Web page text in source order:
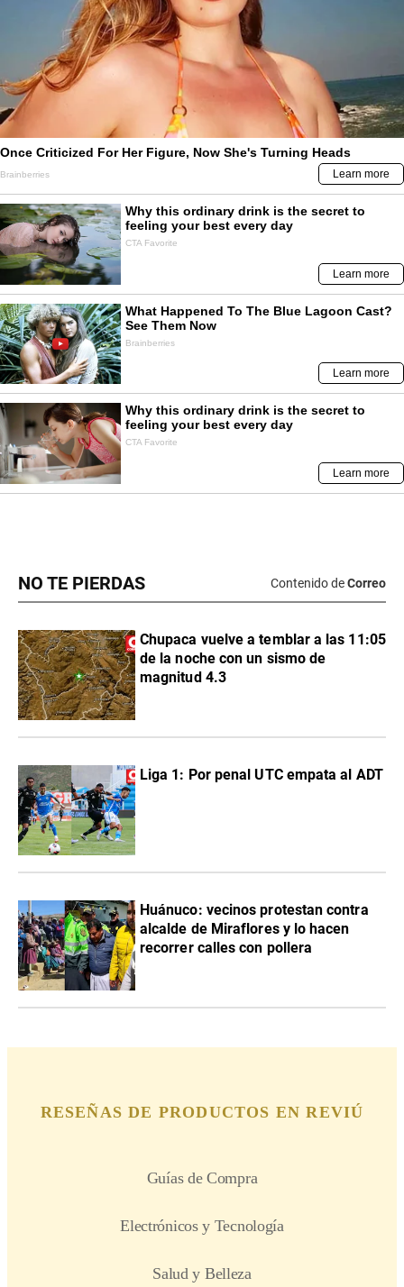
NO TE PIERDAS Contenido deCorreo
Chupaca vuelve a temblar a las 11:05
de la noche con un sismo de
magnitud 4.3
Liga 1: Por penal UTC empata al ADT
Huánuco: vecinos protestan contra
alcalde de Miraflores y lo hacen
recorrer calles con pollera